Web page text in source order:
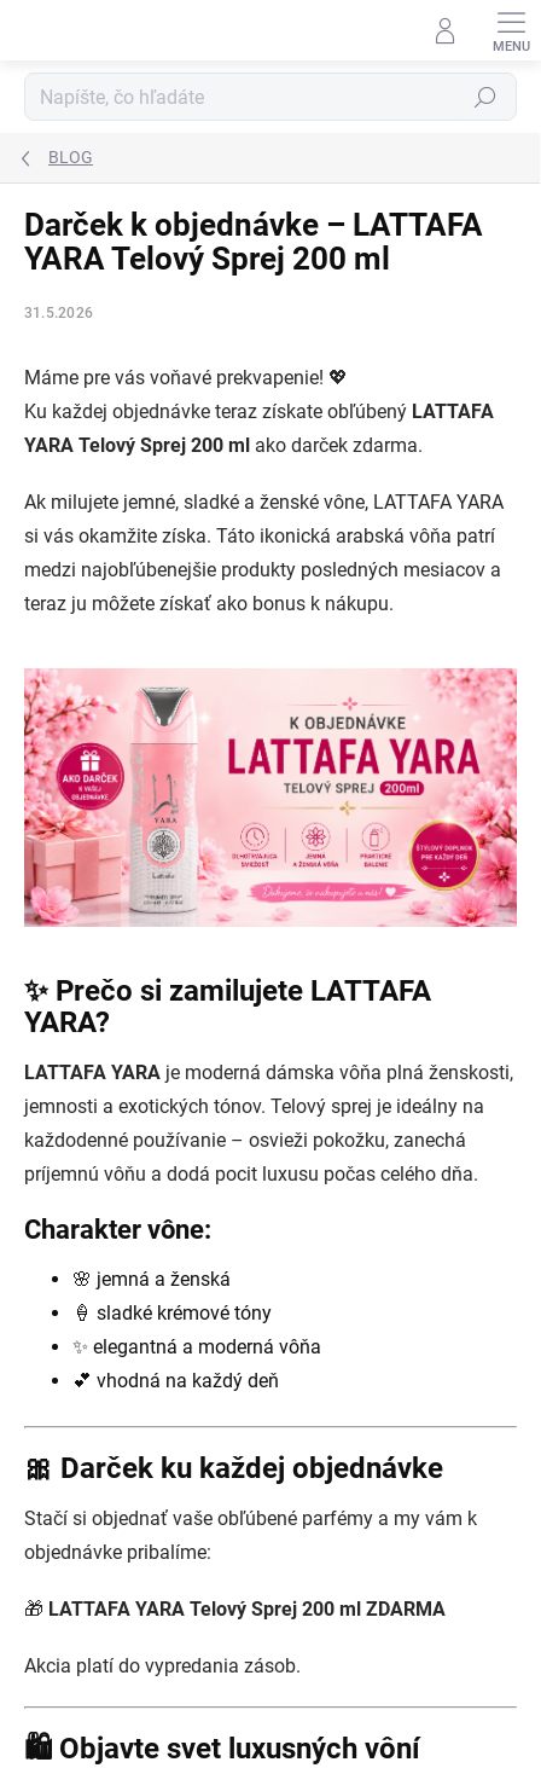
Hľadať
BLOG
Darček k objednávke – LATTAFA
YARA Telový Sprej 200 ml
31.5.2026
Máme pre vás voňavé prekvapenie! 💖
Ku každej objednávke teraz získate obľúbený LATTAFA
YARA Telový Sprej 200 ml ako darček zdarma.
Ak milujete jemné, sladké a ženské vône, LATTAFA YARA
si vás okamžite získa. Táto ikonická arabská vôňa patrí
medzi najobľúbenejšie produkty posledných mesiacov a
teraz ju môžete získať ako bonus k nákupu.
✨ Prečo si zamilujete LATTAFA
YARA?
LATTAFA YARA je moderná dámska vôňa plná ženskosti,
jemnosti a exotických tónov. Telový sprej je ideálny na
každodenné používanie – osvieži pokožku, zanechá
príjemnú vôňu a dodá pocit luxusu počas celého dňa.
Charakter vône:
🌸 jemná a ženská
🍦 sladké krémové tóny
✨ elegantná a moderná vôňa
💕 vhodná na každý deň
🎀 Darček ku každej objednávke
Stačí si objednať vaše obľúbené parfémy a my vám k
objednávke pribalíme:
🎁 LATTAFA YARA Telový Sprej 200 ml ZDARMA
Akcia platí do vypredania zásob.
🛍️ Objavte svet luxusných vôní